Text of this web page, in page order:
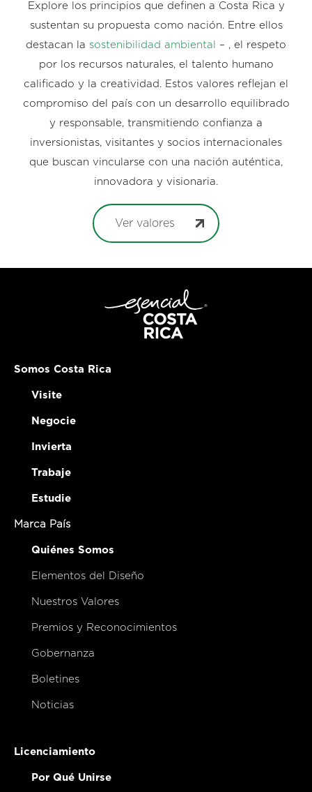
Explore los principios que definen a Costa Rica y
sustentan su propuesta como nación. Entre ellos
destacan la sostenibilidad ambiental
– , el respeto
por los recursos naturales, el talento humano
calificado y la creatividad. Estos valores reflejan el
compromiso del país con un desarrollo equilibrado
y responsable, transmitiendo confianza a
inversionistas, visitantes y socios internacionales
que buscan vincularse con una nación auténtica,
innovadora y visionaria.
Ver valores
Somos Costa Rica
Visite
Negocie
Invierta
Trabaje
Estudie
Marca País
Quiénes Somos
Elementos del Diseño
Nuestros Valores
Premios y Reconocimientos
Gobernanza
Boletines
Noticias
Licenciamiento
Por Qué Unirse